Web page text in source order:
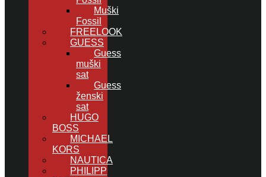
Muški
Fossil
FREELOOK
GUESS
Guess
muški
sat
Guess
ženski
sat
HUGO
BOSS
MICHAEL
KORS
NAUTICA
PHILIPP